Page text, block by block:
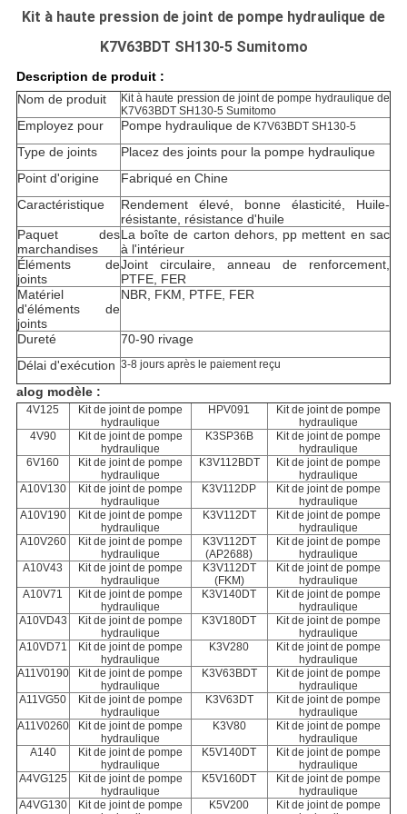
Kit à haute pression de joint de pompe hydraulique de
K7V63BDT SH130-5 Sumitomo
Description de produit :
Nom de produit
Kit à haute pression de joint de pompe hydraulique de
K7V63BDT SH130-5 Sumitomo
Employez pour Pompe hydraulique deK7V63BDT SH130-5
Type de joints Placez des joints pour la pompe hydraulique
Point d'origine
Fabriqué en Chine
Caractéristique
Rendement élevé, bonne élasticité, Huile-
résistante, résistance d'huile
Paquet des
marchandises
La boîte de carton dehors, pp mettent en sac
à l'intérieur
Éléments de
joints
Joint circulaire, anneau de renforcement,
PTFE, FER
Matériel
d'éléments de
joints
NBR, FKM, PTFE, FER
Dureté
70-90 rivage
Délai d'exécution 3-8 jours après le paiement reçu
alog modèle :
4V125
Kit de joint de pompe
hydraulique
HPV091
Kit de joint de pompe
hydraulique
4V90
Kit de joint de pompe
hydraulique
K3SP36B
Kit de joint de pompe
hydraulique
6V160
Kit de joint de pompe
hydraulique
K3V112BDT
Kit de joint de pompe
hydraulique
A10V130
Kit de joint de pompe
hydraulique
K3V112DP
Kit de joint de pompe
hydraulique
A10V190
Kit de joint de pompe
hydraulique
K3V112DT
Kit de joint de pompe
hydraulique
A10V260
Kit de joint de pompe
hydraulique
K3V112DT
(AP2688)
Kit de joint de pompe
hydraulique
A10V43
Kit de joint de pompe
hydraulique
K3V112DT
(FKM)
Kit de joint de pompe
hydraulique
A10V71
Kit de joint de pompe
hydraulique
K3V140DT
Kit de joint de pompe
hydraulique
A10VD43
Kit de joint de pompe
hydraulique
K3V180DT
Kit de joint de pompe
hydraulique
A10VD71
Kit de joint de pompe
hydraulique
K3V280
Kit de joint de pompe
hydraulique
A11V0190
Kit de joint de pompe
hydraulique
K3V63BDT
Kit de joint de pompe
hydraulique
A11VG50
Kit de joint de pompe
hydraulique
K3V63DT
Kit de joint de pompe
hydraulique
A11V0260
Kit de joint de pompe
hydraulique
K3V80
Kit de joint de pompe
hydraulique
A140
Kit de joint de pompe
hydraulique
K5V140DT
Kit de joint de pompe
hydraulique
A4VG125
Kit de joint de pompe
hydraulique
K5V160DT
Kit de joint de pompe
hydraulique
A4VG130
Kit de joint de pompe
K5V200
Kit de joint de pompe